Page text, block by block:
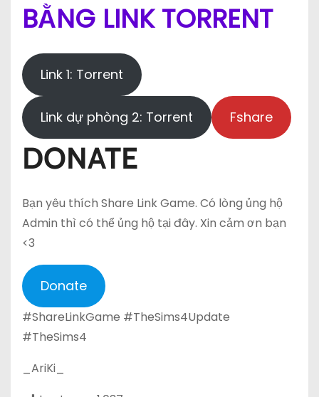
BẰNG LINK TORRENT
Link 1: Torrent
Link dự phòng 2: Torrent Fshare
DONATE
Bạn yêu thích Share Link Game. Có lòng ủng hộ
Admin thì có thể ủng hộ tại đây. Xin cảm ơn bạn
<3
Donate
#ShareLinkGame #TheSims4Update
#TheSims4
_AriKi_